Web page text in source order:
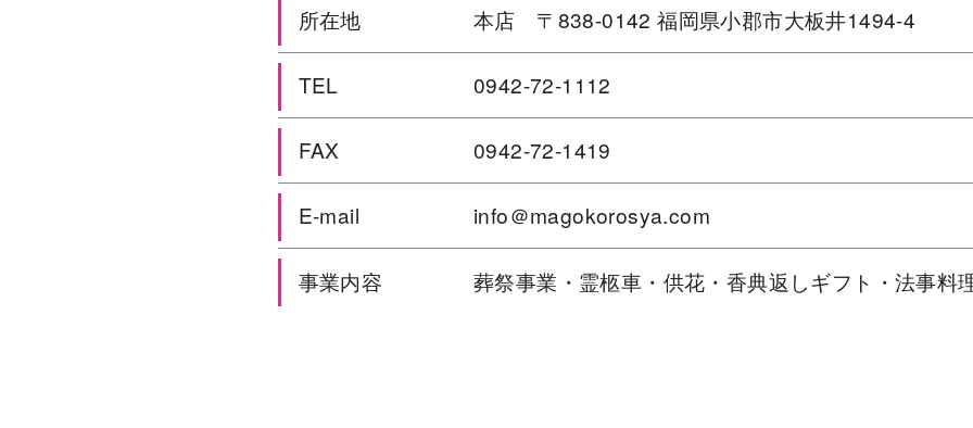
所在地 本店 〒838-0142 福岡県小郡市大板井1494-4
TEL 0942-72-1112
FAX 0942-72-1419
E-mail info＠magokorosya.com
事業内容 葬祭事業・霊柩車・供花・香典返しギフト・法事料